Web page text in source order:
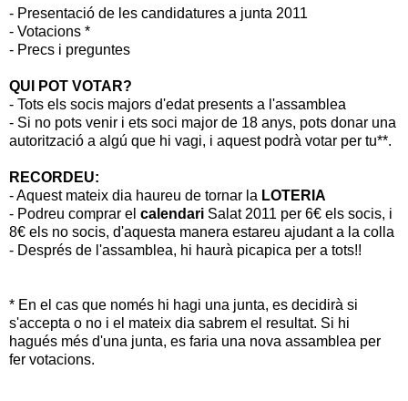
- Presentació de les candidatures a junta 2011
- Votacions *
- Precs i preguntes
QUI POT VOTAR?
- Tots els socis majors d'edat presents a l'assamblea
- Si no pots venir i ets soci major de 18 anys, pots donar una
autorització a algú que hi vagi, i aquest podrà votar per tu**.
RECORDEU:
- Aquest mateix dia haureu de tornar la LOTERIA
- Podreu comprar el calendari Salat 2011 per 6€ els socis, i
8€ els no socis, d'aquesta manera estareu ajudant a la colla
- Després de l'assamblea, hi haurà picapica per a tots!!
* En el cas que només hi hagi una junta, es decidirà si
s'accepta o no i el mateix dia sabrem el resultat. Si hi
hagués més d'una junta, es faria una nova assamblea per
fer votacions.